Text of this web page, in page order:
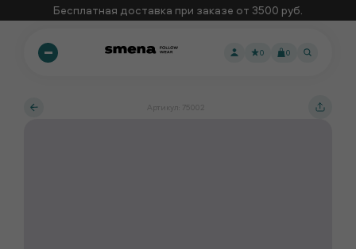
Бесплатная доставка при заказе от 3500 руб.
0
0
Артикул: 75002